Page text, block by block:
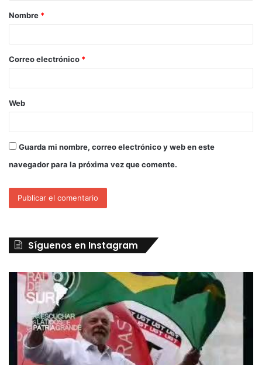
Nombre *
Correo electrónico *
Web
Guarda mi nombre, correo electrónico y web en este
navegador para la próxima vez que comente.
Síguenos en Instagram